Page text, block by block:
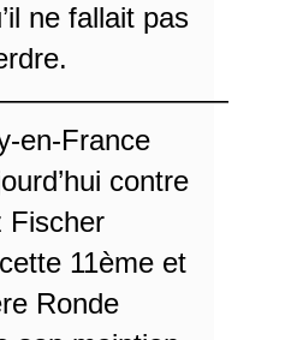
ne fallait pas
en-France
contre
Fischer
11ème et
Ronde